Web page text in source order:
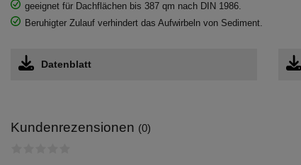
geeignet für Dachflächen bis 387 qm nach DIN 1986.
Beruhigter Zulauf verhindert das Aufwirbeln von Sediment.
Datenblatt
Kundenrezensionen (0)